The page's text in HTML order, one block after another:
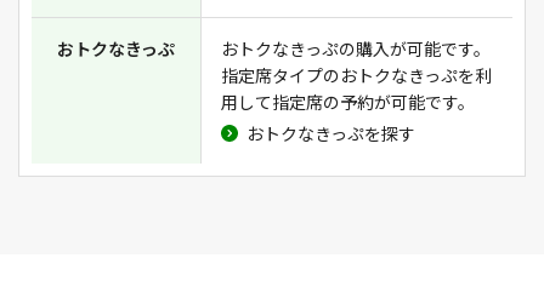
おトクなきっぷ
おトクなきっぷの購入が可能です。
指定席タイプのおトクなきっぷを利
用して指定席の予約が可能です。
おトクなきっぷを探す